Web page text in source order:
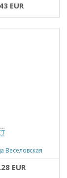
EUR
Веселовская
EUR